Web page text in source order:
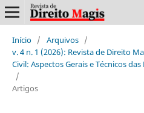
Início / Arquivos /
v. 4 n. 1 (2026): Revista de Direito
Civil: Aspectos Gerais e Técnicos
/
Artigos